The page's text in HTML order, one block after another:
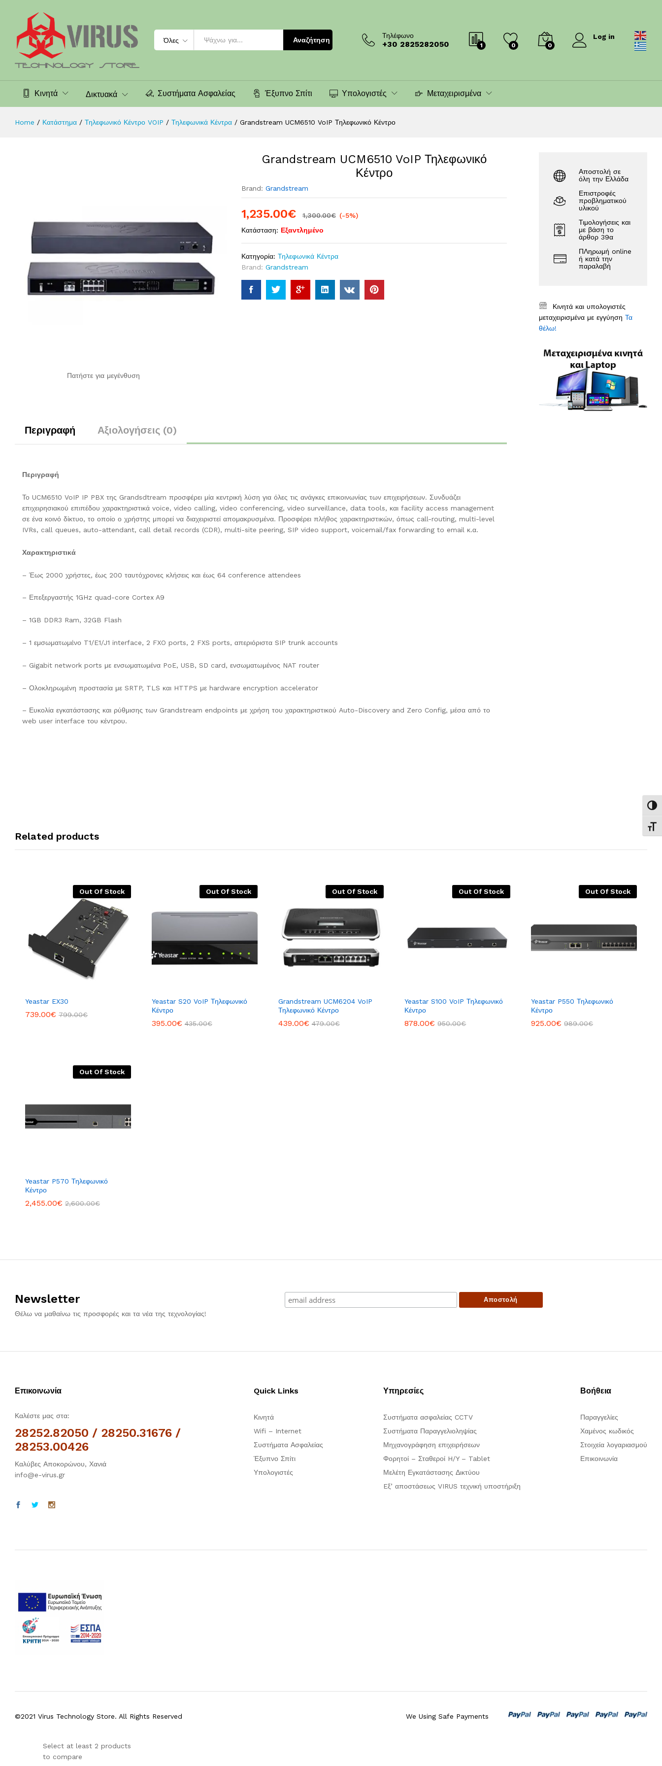
Όλες Αναζήτηση
Τηλέφωνο
+30 2825282050 1 0 0
Log in
Κινητά Δικτυακά Συστήματα Ασφαλείας Έξυπνο Σπίτι Υπολογιστές Μεταχειρισμένα
Home / Κατάστημα / Τηλεφωνικό Κέντρο VOIP / Τηλεφωνικά Κέντρα / Grandstream UCM6510 VoIP Τηλεφωνικό Κέντρο
Πατήστε για μεγένθυση
Grandstream UCM6510 VoIP Τηλεφωνικό
Κέντρο
Brand: Grandstream
1,235.00€ 1,300.00€ (-5%)
Κατάσταση: Εξαντλημένο
Κατηγορία: Τηλεφωνικά Κέντρα
Brand: Grandstream
Περιγραφή Αξιολογήσεις (0)
Περιγραφή
Το UCM6510 VoIP IP PBX της Grandsdtream προσφέρει μία κεντρική λύση για όλες τις ανάγκες επικοινωνίας των επιχειρήσεων. Συνδυάζει
επιχειρησιακού επιπέδου χαρακτηριστικά voice, video calling, video conferencing, video surveillance, data tools, και facility access management
σε ένα κοινό δίκτυο, το οποίο ο χρήστης μπορεί να διαχειριστεί απομακρυσμένα. Προσφέρει πλήθος χαρακτηριστικών, όπως call-routing, multi-level
IVRs, call queues, auto-attendant, call detail records (CDR), multi-site peering, SIP video support, voicemail/fax forwarding to email κ.α.
Χαρακτηριστικά
– Έως 2000 χρήστες, έως 200 ταυτόχρονες κλήσεις και έως 64 conference attendees
– Επεξεργαστής 1GHz quad-core Cortex A9
– 1GB DDR3 Ram, 32GB Flash
– 1 εμσωματωμένο T1/E1/J1 interface, 2 FXO ports, 2 FXS ports, απεριόριστα SIP trunk accounts
– Gigabit network ports με ενσωματωμένα PoE, USB, SD card, ενσωματωμένος NAT router
– Ολοκληρωμένη προστασία με SRTP, TLS και HTTPS με hardware encryption accelerator
– Ευκολία εγκατάστασης και ρύθμισης των Grandstream endpoints με χρήση του χαρακτηριστικού Auto-Discovery and Zero Config, μέσα από το
web user interface του κέντρου.
Αποστολή σε
όλη την Ελλάδα
Επιστροφές
προβληματικού
υλικού
Τιμολογήσεις και
με βάση το
άρθορ 39α
ΠΛηρωμή online
ή κατά την
παραλαβή
Κινητά και υπολογιστές
μεταχειρισμένα με εγγύησηΤα
θέλω!
Related products
Out Of Stock
Yeastar EX30
739.00€ 799.00€
Out Of Stock
Yeastar S20 VoIP Τηλεφωνικό
Κέντρο
395.00€ 435.00€
Out Of Stock
Grandstream UCM6204 VoIP
Τηλεφωνικό Κέντρο
439.00€ 479.00€
Out Of Stock
Yeastar S100 VoIP Τηλεφωνικό
Κέντρο
878.00€ 950.00€
Out Of Stock
Yeastar P550 Τηλεφωνικό
Κέντρο
925.00€ 989.00€
Out Of Stock
Yeastar P570 Τηλεφωνικό
Κέντρο
2,455.00€ 2,600.00€
Newsletter
Θέλω να μαθαίνω τις προσφορές και τα νέα της τεχνολογίας!
Επικοινωνία
Καλέστε μας στα:
28252.82050 / 28250.31676 /
28253.00426
Καλύβες Αποκορώνου, Χανιά
info@e-virus.gr
Quick Links
Κινητά
Wifi – Internet
Συστήματα Ασφαλείας
Έξυπνο Σπίτι
Υπολογιστές
Υπηρεσίες
Συστήματα ασφαλείας CCTV
Συστήματα Παραγγελιοληψίας
Μηχανογράφηση επιχειρήσεων
Φορητοί – Σταθεροί H/Y – Tablet
Μελέτη Εγκατάστασης Δικτύου
Eξ’ αποστάσεως VIRUS τεχνική υποστήριξη
Βοήθεια
Παραγγελίες
Χαμένος κωδικός
Στοιχεία λογαριασμού
Επικοινωνία
©2021 Virus Technology Store. All Rights Reserved We Using Safe Payments
Περιγραφή
Select at least 2 products
to compare